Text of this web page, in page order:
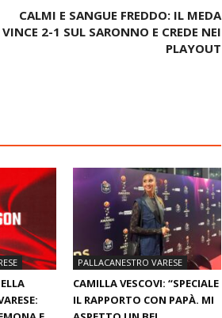
CALMI E SANGUE FREDDO: IL MEDA
VINCE 2-1 SUL SARONNO E CREDE NEI
PLAYOUT
PALLACANESTRO VARESE
CAMILLA VESCOVI: “SPECIALE
IL RAPPORTO CON PAPÀ. MI